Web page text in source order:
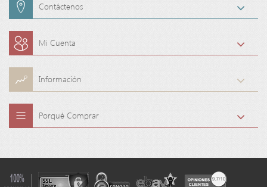
Contáctenos
Mi Cuenta
Información
Porqué Comprar